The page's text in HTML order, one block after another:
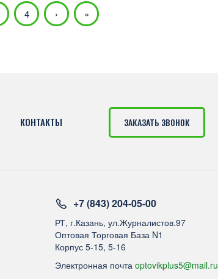
4 › »
КОНТАКТЫ ЗАКАЗАТЬ ЗВОНОК
+7 (843) 204-05-00
РТ, г.Казань, ул.Журналистов.97
Оптовая Торговая База N1
Корпус 5-15, 5-16
Электронная почта optovikplus5@mail.ru